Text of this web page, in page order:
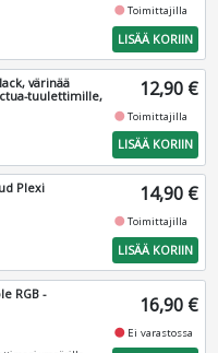
fiber_manual_recordToimittajilla
LISÄÄ KORIIN
värinää
tuulettimille,
12,90 €
fiber_manual_recordToimittajilla
LISÄÄ KORIIN
Plexi 14,90 €
fiber_manual_recordToimittajilla
LISÄÄ KORIIN
RGB -
16,90 €
fiber_manual_record Ei varastossa